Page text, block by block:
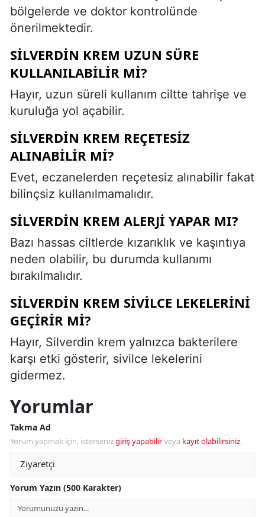
bölgelerde ve doktor kontrolünde
önerilmektedir.
SILVERDIN KREM UZUN SÜRE
KULLANILABILIR MI?
Hayır, uzun süreli kullanım ciltte tahrişe ve
kuruluğa yol açabilir.
SILVERDIN KREM REÇETESIZ
ALINABILIR MI?
Evet, eczanelerden reçetesiz alınabilir fakat
bilinçsiz kullanılmamalıdır.
SILVERDIN KREM ALERJI YAPAR MI?
Bazı hassas ciltlerde kızarıklık ve kaşıntıya
neden olabilir, bu durumda kullanımı
bırakılmalıdır.
SILVERDIN KREM SIVILCE LEKELERINI
GEÇIRIR MI?
Hayır, Silverdin krem yalnızca bakterilere
karşı etki gösterir, sivilce lekelerini
gidermez.
Yorumlar
Takma Ad
Yorum yapmak için, istersenizgiriş yapabilirveya kayıt olabilirsiniz.
Yorum Yazın (500 Karakter)